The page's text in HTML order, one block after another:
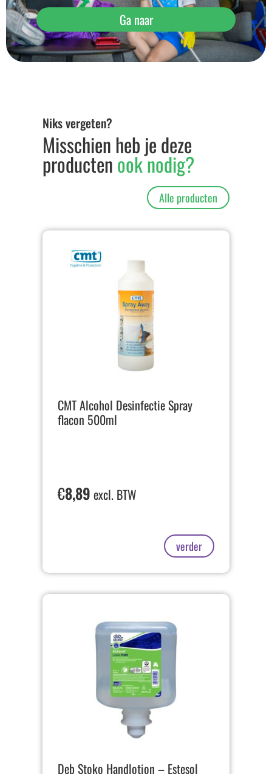
Ga naar
Niks vergeten?
Misschien heb je deze
productenook nodig?
Alle producten
CMT Alcohol Desinfectie Spray
flacon 500ml
€8,89 excl. BTW
verder
Deb Stoko Handlotion – Estesol